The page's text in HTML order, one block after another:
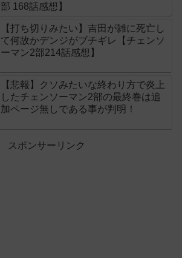
部 168話感想】
【打ち切りみたい】吉田が雑に死亡し
て何故かデンジがブチギレ【チェンソ
ーマン2部214話感想】
【悲報】クソみたいな終わり方で炎上
したチェンソーマン2部の最終巻は追
加ページ無しである事が判明！
スポンサーリンク